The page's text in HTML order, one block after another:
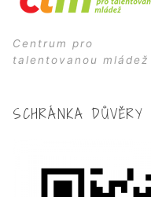
Centrum pro
talentovanou mládež
SCHRÁNKA DŮVĚRY